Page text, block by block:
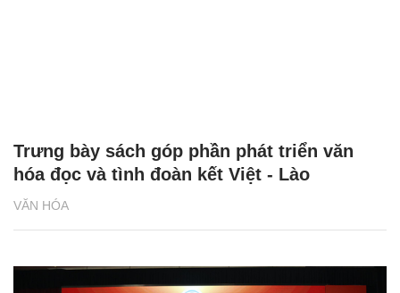
VĂN HÓA
Trưng bày sách góp phần phát triển văn
hóa đọc và tình đoàn kết Việt - Lào